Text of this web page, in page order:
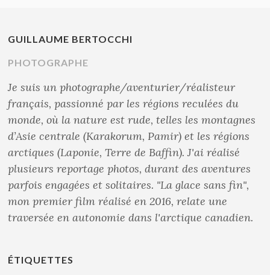
GUILLAUME BERTOCCHI
PHOTOGRAPHE
Je suis un photographe/aventurier/réalisteur
français, passionné par les régions reculées du
monde, où la nature est rude, telles les montagnes
d’Asie centrale (Karakorum, Pamir) et les régions
arctiques (Laponie, Terre de Baffin). J'ai réalisé
plusieurs reportage photos, durant des aventures
parfois engagées et solitaires. "La glace sans fin",
mon premier film réalisé en 2016, relate une
traversée en autonomie dans l'arctique canadien.
ÉTIQUETTES